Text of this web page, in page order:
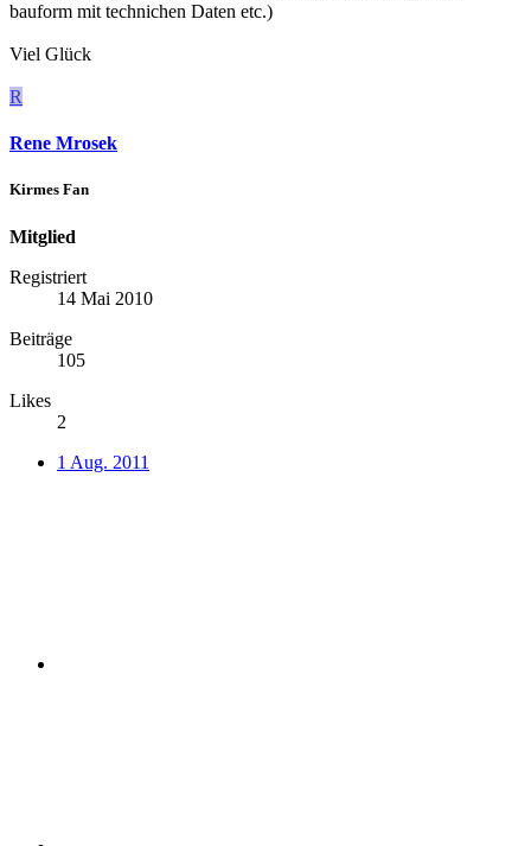
bauform mit technichen Daten etc.)
Viel Glück
R
Rene Mrosek
Kirmes Fan
Mitglied
Registriert
14 Mai 2010
Beiträge
105
Likes
2
1 Aug. 2011